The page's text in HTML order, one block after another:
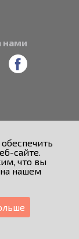
сайте.
что вы
нашем
нами